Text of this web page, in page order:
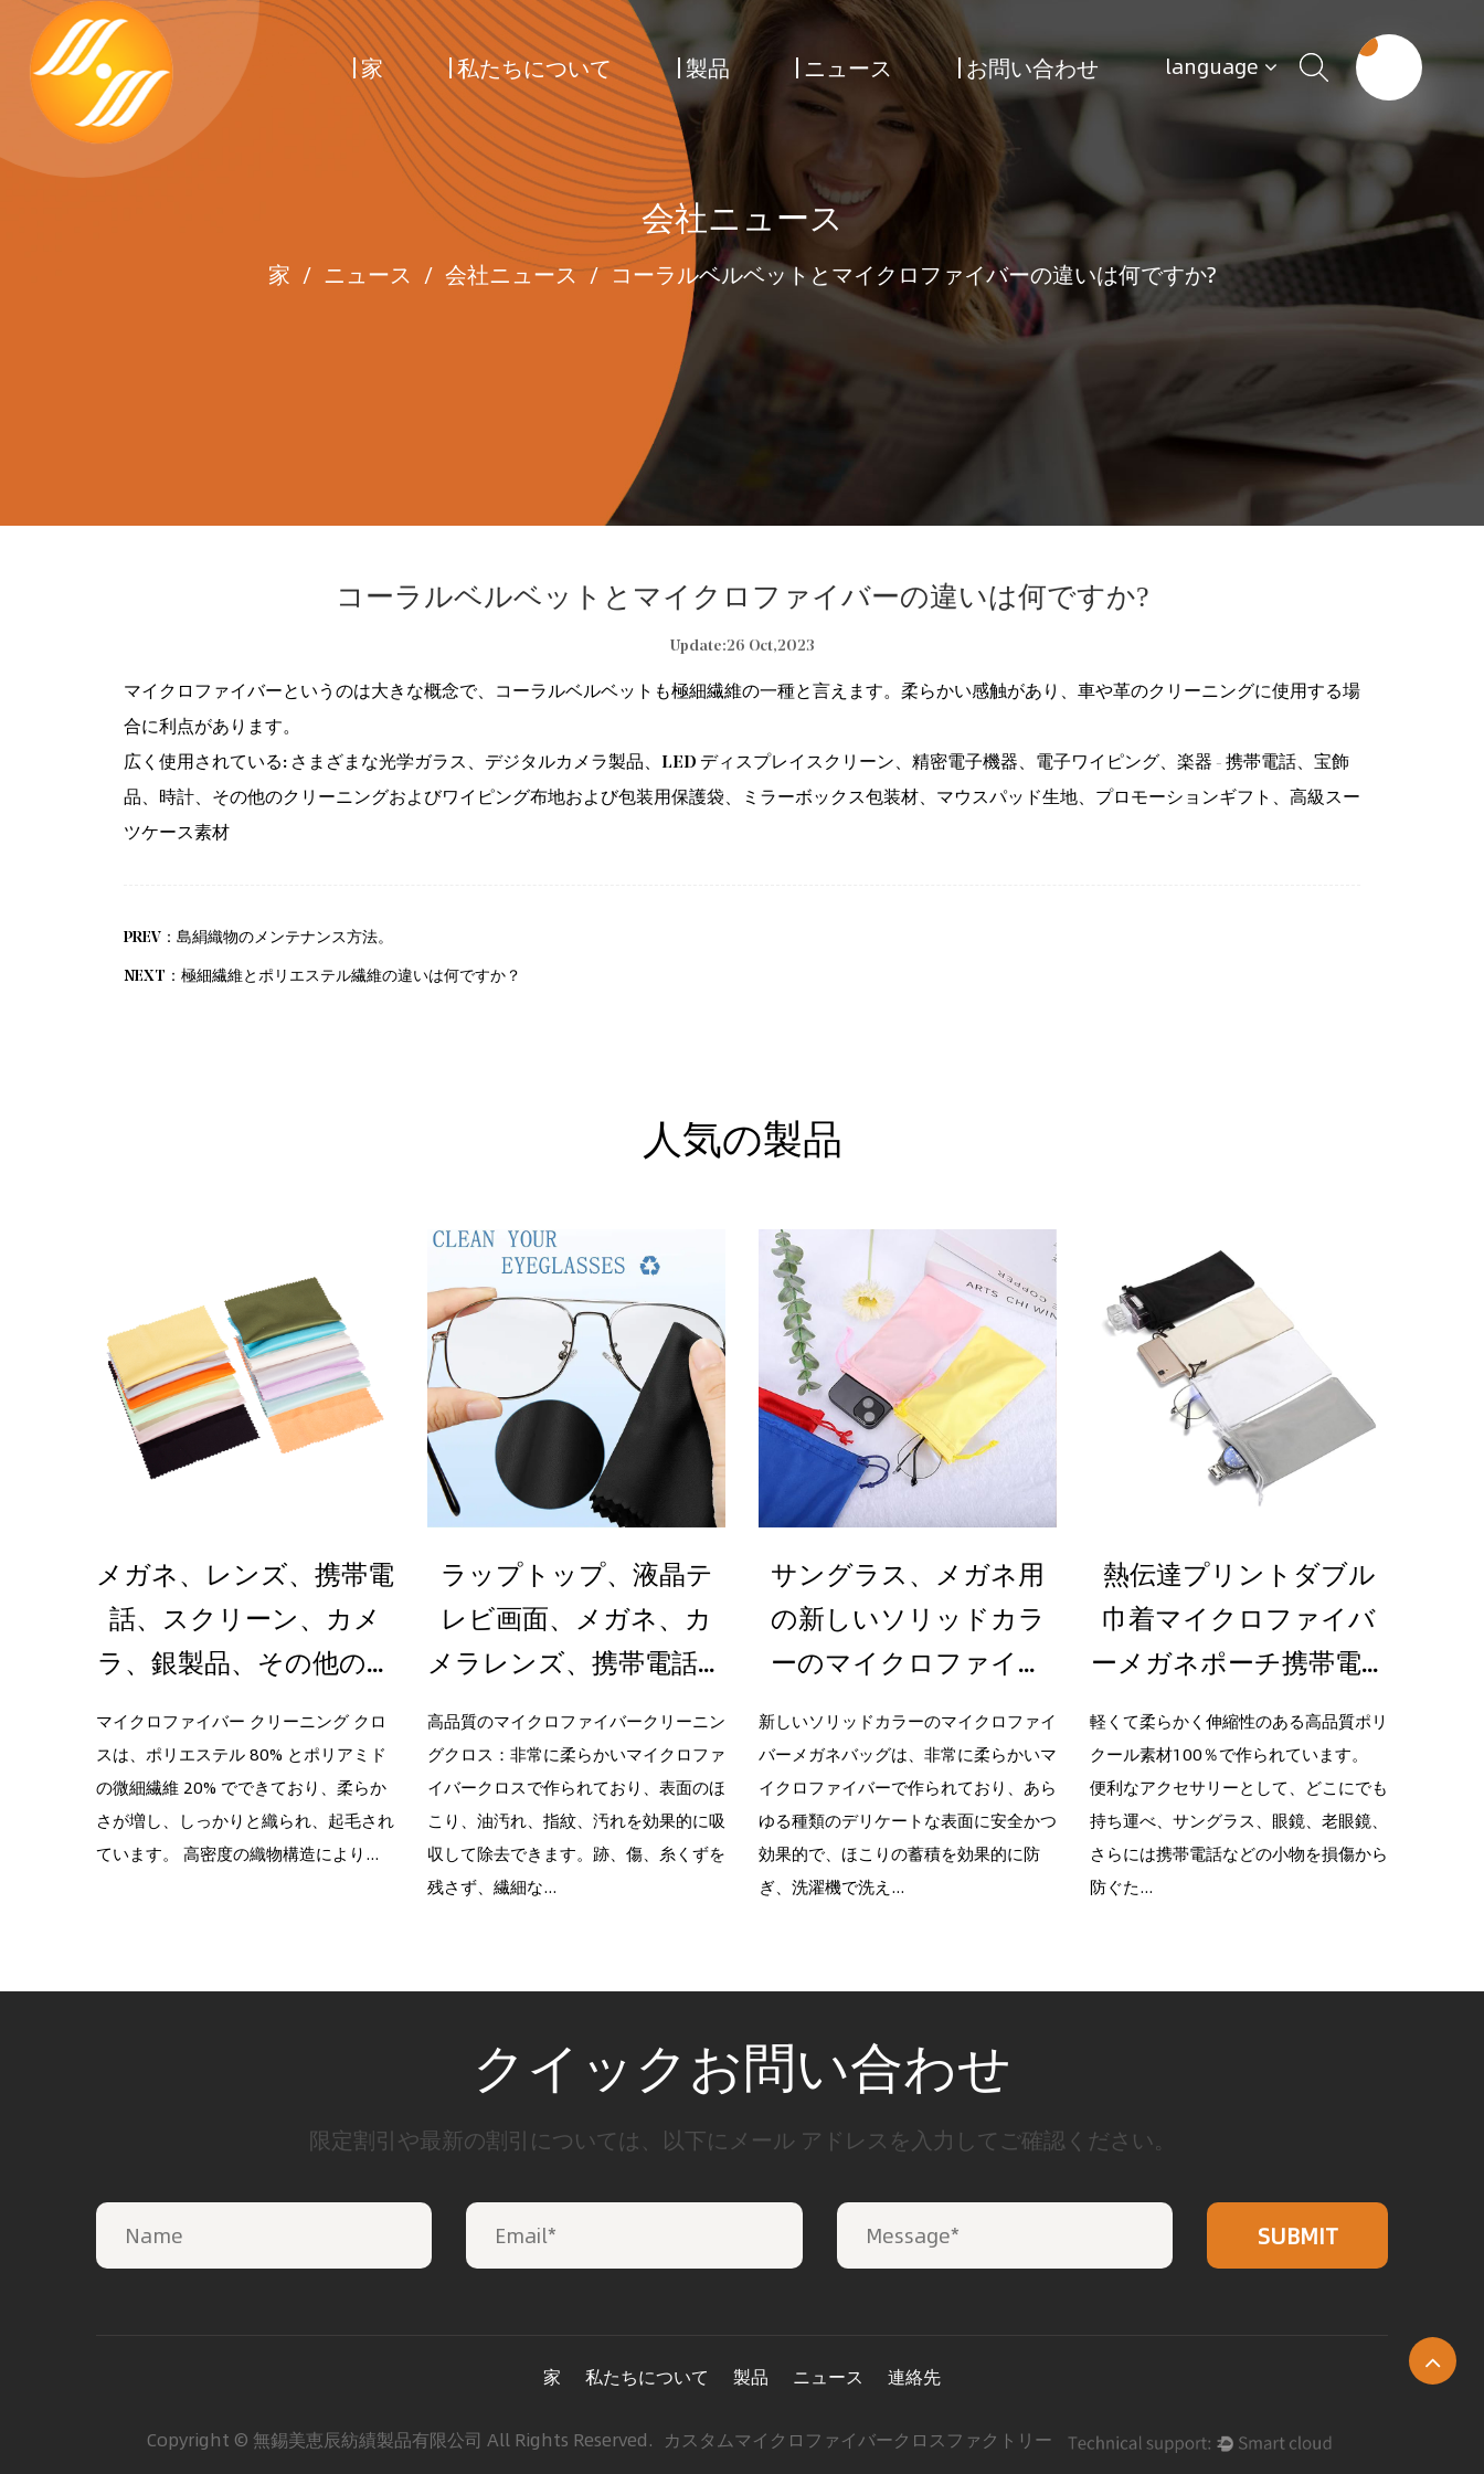
家 私たちについて 製品 ニュース お問い合わせ language
会社ニュース
家 / ニュース / 会社ニュース/コーラルベルベットとマイクロファイバーの違いは何ですか?
コーラルベルベットとマイクロファイバーの違いは何ですか?
Update:26 Oct,2023
マイクロファイバーというのは大きな概念で、コーラルベルベットも極細繊維の一種と言えます。柔らかい感触があり、車や革のクリーニングに使用する場
合に利点があります。
広く使用されている: さまざまな光学ガラス、デジタルカメラ製品、LED ディスプレイスクリーン、精密電子機器、電子ワイピング、楽器 - 携帯電話、宝飾
品、時計、その他のクリーニングおよびワイピング布地および包装用保護袋、ミラーボックス包装材、マウスパッド生地、プロモーションギフト、高級スー
ツケース素材
PREV：島絹織物のメンテナンス方法。
NEXT：極細繊維とポリエステル繊維の違いは何ですか？
人気の製品
メガネ、レンズ、携帯電
話、スクリーン、カメ
ラ、銀製品、その他のデ
リケートな表面のクリ
ーニングに最適なメガ
ネ用マイクロファイバ
ークロス
マイクロファイバー クリーニング クロ
スは、ポリエステル 80% とポリアミド
の微細繊維 20% でできており、柔らか
さが増し、しっかりと織られ、起毛され
ています。 高密度の織物構造により...
ラップトップ、液晶テ
レビ画面、メガネ、カ
メラレンズ、携帯電話な
ど用のマルチカラーマ
イクロファイバーレン
ズクリーニングクロス
(7インチ x 6インチ)
高品質のマイクロファイバークリーニン
グクロス：非常に柔らかいマイクロファ
イバークロスで作られており、表面のほ
こり、油汚れ、指紋、汚れを効果的に吸
収して除去できます。跡、傷、糸くずを
残さず、繊細な...
サングラス、メガネ用
の新しいソリッドカラ
ーのマイクロファイバ
ーバッグ、巾着シンチ付
きポーチ
新しいソリッドカラーのマイクロファイ
バーメガネバッグは、非常に柔らかいマ
イクロファイバーで作られており、あら
ゆる種類のデリケートな表面に安全かつ
効果的で、ほこりの蓄積を効果的に防
ぎ、洗濯機で洗え...
熱伝達プリントダブル
巾着マイクロファイバ
ーメガネポーチ携帯電話
収納袋
軽くて柔らかく伸縮性のある高品質ポリ
クール素材100％で作られています。
便利なアクセサリーとして、どこにでも
持ち運べ、サングラス、眼鏡、老眼鏡、
さらには携帯電話などの小物を損傷から
防ぐた...
クイックお問い合わせ
限定割引や最新の割引については、以下にメール アドレスを入力してご確認ください。
家 私たちについて 製品 ニュース 連絡先
Copyright © 無錫美恵辰紡績製品有限公司 All Rights Reserved. カスタムマイクロファイバークロスファクトリー